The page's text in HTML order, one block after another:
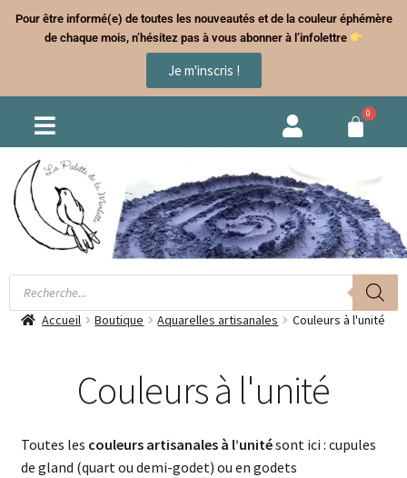
Pour être informé(e) de toutes les nouveautés et de la couleur éphémère
de chaque mois, n’hésitez pas à vous abonner à l’infolettre
Je m'inscris !
Accueil Boutique Aquarelles artisanales Couleurs à l'unité
Couleurs à l'unité
Toutes les couleurs artisanales à l’unitésont ici : cupules
de gland (quart ou demi-godet) ou en godets